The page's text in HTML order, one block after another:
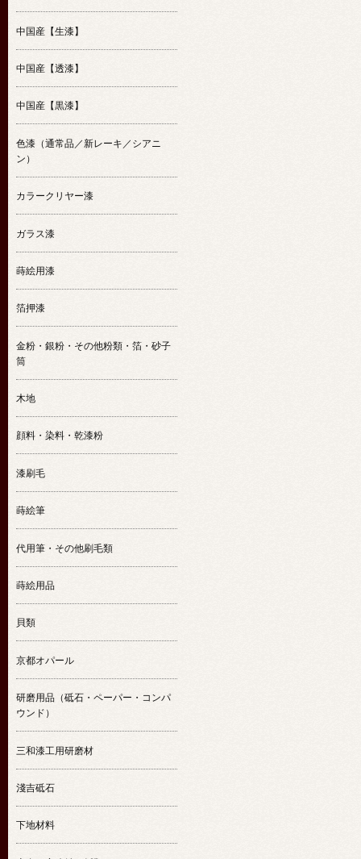
中国産【生漆】
中国産【透漆】
中国産【黒漆】
色漆（通常品／新レーキ／シアニ
ン）
カラークリヤー漆
ガラス漆
蒔絵用漆
箔押漆
金粉・銀粉・その他粉類・箔・砂子
筒
木地
顔料・染料・乾漆粉
漆刷毛
蒔絵筆
代用筆・その他刷毛類
蒔絵用品
貝類
京都オパール
研磨用品（砥石・ペーパー・コンパ
ウンド）
三和漆工用研磨材
淺吉砥石
下地材料